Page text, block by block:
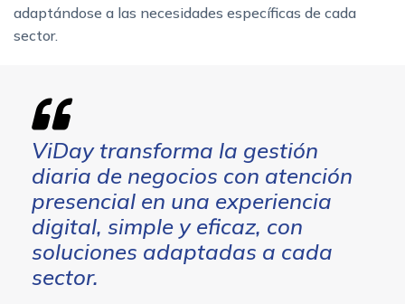
adaptándose a las necesidades específicas de cada
sector.
ViDay transforma la gestión
diaria de negocios con atención
presencial en una experiencia
digital, simple y eficaz, con
soluciones adaptadas a cada
sector.